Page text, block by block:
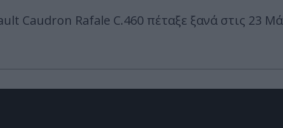
Caudron Rafale C.460 πέταξε ξανά στις 23